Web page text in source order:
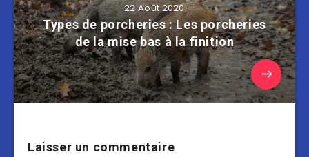
22 Août 2020
Types de porcheries : Les porcheries
de la mise bas à la finition
Laisser un commentaire